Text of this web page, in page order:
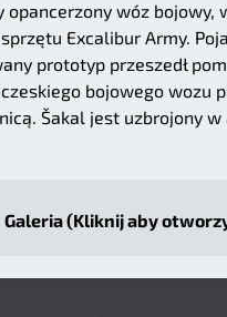
opancerzony wóz bojowy,
Excalibur Army.
prototyp przeszedł
bojowego wozu
Šakal jest uzbrojony
Galeria (Kliknij aby